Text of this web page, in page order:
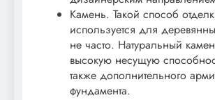
Камень. Такой способ
используется для
не часто. Натуральный
высокую несущую
также дополнительного
фундамента.